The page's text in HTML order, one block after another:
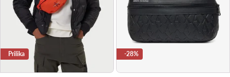
Prilika -28%